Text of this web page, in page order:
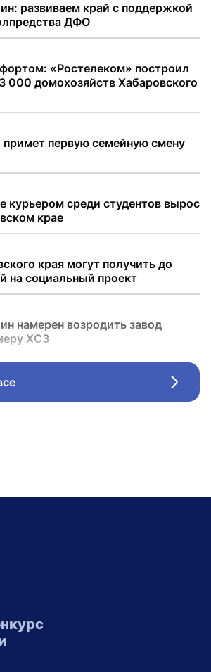
развиваем край с поддержкой
ДФО
«Ростелеком» построил
000 домохозяйств Хабаровского
первую семейную смену
курьером среди студентов вырос
крае
края могут получить до
на социальный проект
намерен возродить завод
ХСЗ